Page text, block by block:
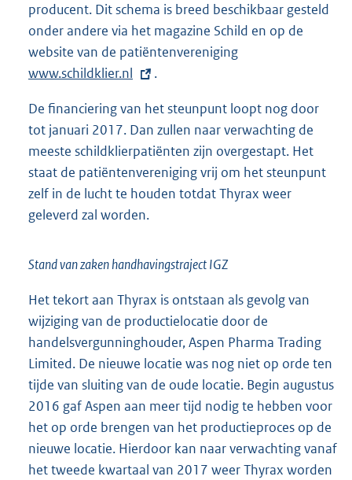
producent. Dit schema is breed beschikbaar gesteld
onder andere via het magazine Schild en op de
website van de patiëntenvereniging
e
r
n
e
l
www.schildklier.nl .
De financiering van het steunpunt loopt nog door
tot januari 2017. Dan zullen naar verwachting de
meeste schildklierpatiënten zijn overgestapt. Het
staat de patiëntenvereniging vrij om het steunpunt
zelf in de lucht te houden totdat Thyrax weer
geleverd zal worden.
Stand van zaken handhavingstraject IGZ
Het tekort aan Thyrax is ontstaan als gevolg van
wijziging van de productielocatie door de
handelsvergunninghouder, Aspen Pharma Trading
Limited. De nieuwe locatie was nog niet op orde ten
tijde van sluiting van de oude locatie. Begin augustus
2016 gaf Aspen aan meer tijd nodig te hebben voor
het op orde brengen van het productieproces op de
nieuwe locatie. Hierdoor kan naar verwachting vanaf
het tweede kwartaal van 2017 weer Thyrax worden